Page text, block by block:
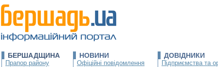
БЕРШАДЩИНА
Прапор району
НОВИНИ
Офіційні повідомлення
ДОВІДНИКИ
Підприємства та